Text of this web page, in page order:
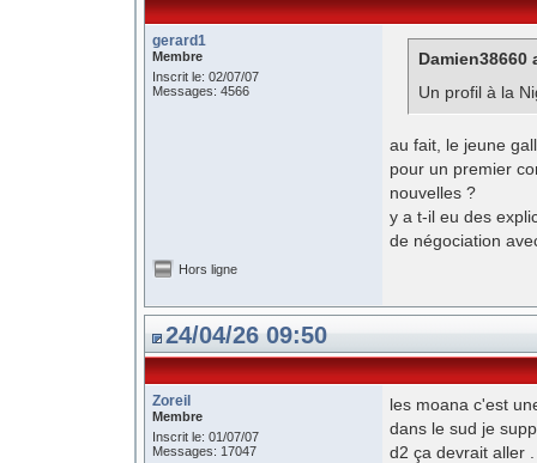
gerard1
Membre
Inscrit le: 02/07/07
Messages: 4566
Damien38660
Un profil à la
au fait, le jeune
pour un premier
nouvelles ?
y a t-il eu des
de négociation
Hors ligne
24/04/26 09:50
Zoreil
Membre
Inscrit le: 01/07/07
Messages: 17047
les moana c'est
dans le sud je
d2 ça devrait aller .